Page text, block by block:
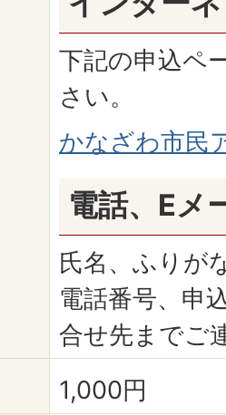
下記の申込ペ
さい。
かなざわ市民
電話、Eメ
氏名、ふりが
電話番号、申
合せ先までご
1,000円